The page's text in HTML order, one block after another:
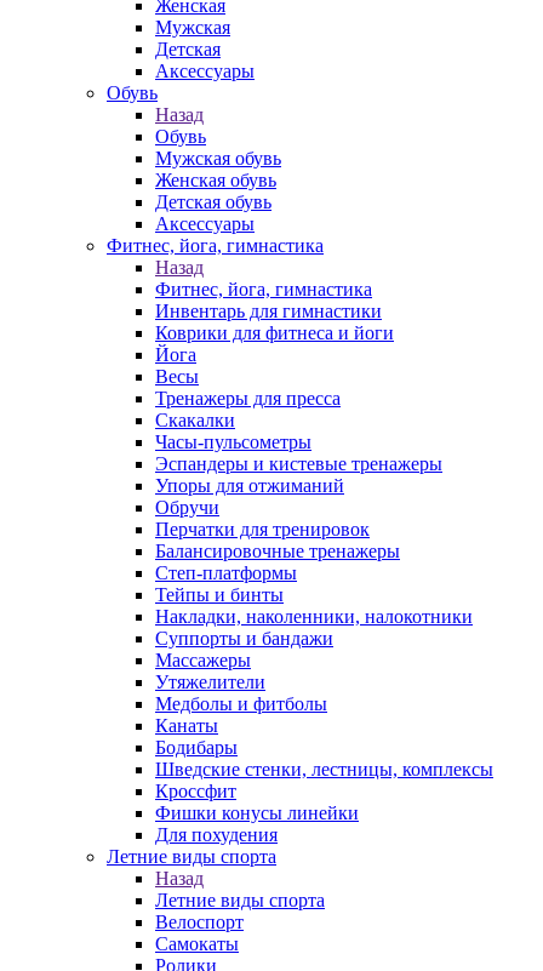
Женская
Мужская
Детская
Аксессуары
Обувь
Назад
Обувь
Мужская обувь
Женская обувь
Детская обувь
Аксессуары
Фитнес, йога, гимнастика
Назад
Фитнес, йога, гимнастика
Инвентарь для гимнастики
Коврики для фитнеса и йоги
Йога
Весы
Тренажеры для пресса
Скакалки
Часы-пульсометры
Эспандеры и кистевые тренажеры
Упоры для отжиманий
Обручи
Перчатки для тренировок
Балансировочные тренажеры
Степ-платформы
Тейпы и бинты
Накладки, наколенники, налокотники
Суппорты и бандажи
Массажеры
Утяжелители
Медболы и фитболы
Канаты
Бодибары
Шведские стенки, лестницы, комплексы
Кроссфит
Фишки конусы линейки
Для похудения
Летние виды спорта
Назад
Летние виды спорта
Велоспорт
Самокаты
Ролики